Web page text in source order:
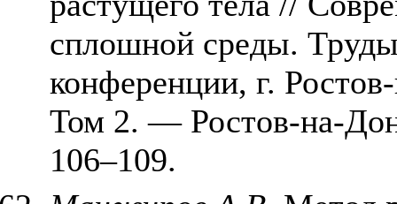
сплошной среды.
конференции, г.
Том 2. — Ростов-на-
106–109.